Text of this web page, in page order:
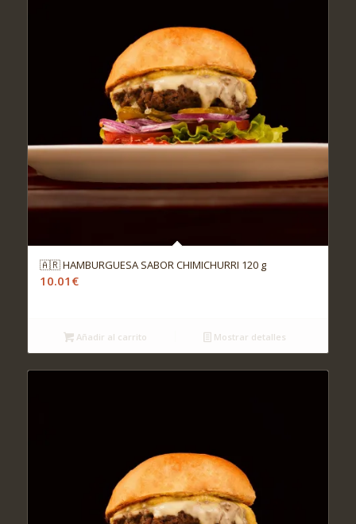
🇦🇷 HAMBURGUESA SABOR CHIMICHURRI 120 g
10.01 €
Añadir al carrito Mostrar detalles